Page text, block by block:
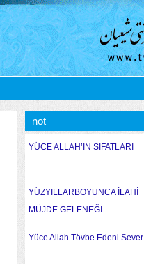
not
YÜCE ALLAH’IN SIFATLARI
YÜZYILLARBOYUNCA İLAHİ
MÜJDE GELENEĞİ
Yüce Allah Tövbe Edeni Sever